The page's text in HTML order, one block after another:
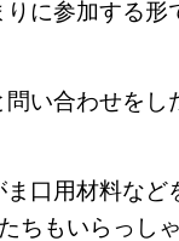
に参加する形
い合わせをし
口用材料など
ちもいらっし